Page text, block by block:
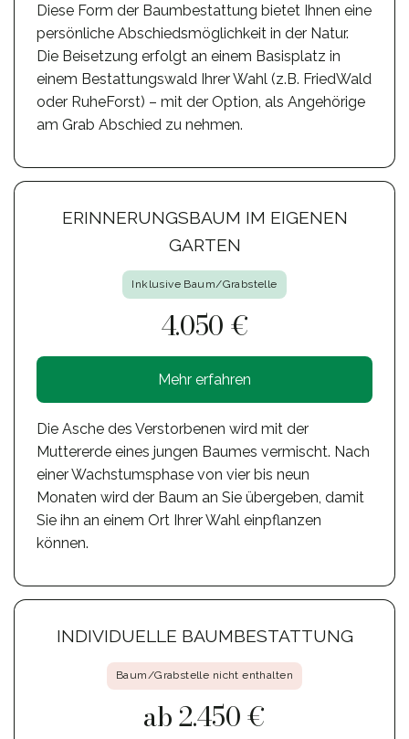
Diese Form der Baumbestattung bietet Ihnen eine
persönliche Abschiedsmöglichkeit in der Natur.
Die Beisetzung erfolgt an einem Basisplatz in
einem Bestattungswald Ihrer Wahl (z.B. FriedWald
oder RuheForst) – mit der Option, als Angehörige
am Grab Abschied zu nehmen.
ERINNERUNGSBAUM IM EIGENEN
GARTEN
Inklusive Baum/Grabstelle
4.050 €
Mehr erfahren
Die Asche des Verstorbenen wird mit der
Muttererde eines jungen Baumes vermischt. Nach
einer Wachstumsphase von vier bis neun
Monaten wird der Baum an Sie übergeben, damit
Sie ihn an einem Ort Ihrer Wahl einpflanzen
können.
INDIVIDUELLE BAUMBESTATTUNG
Baum/Grabstelle nicht enthalten
ab 2.450 €